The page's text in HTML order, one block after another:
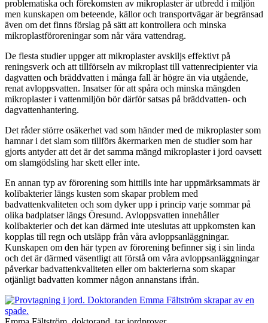
problematiska och förekomsten av mikroplaster är utbredd i miljön
men kunskapen om beteende, källor och transportvägar är begränsad
även om det finns förslag på sätt att kontrollera och minska
mikroplastföroreningar som når våra vattendrag.
De flesta studier uppger att mikroplaster avskiljs effektivt på
reningsverk och att tillförseln av mikroplast till vattenrecipienter via
dagvatten och bräddvatten i många fall är högre än via utgående,
renat avloppsvatten. Insatser för att spåra och minska mängden
mikroplaster i vattenmiljön bör därför satsas på bräddvatten- och
dagvattenhantering.
Det råder större osäkerhet vad som händer med de mikroplaster som
hamnar i det slam som tillförs åkermarken men de studier som har
gjorts antyder att det är det samma mängd mikroplaster i jord oavsett
om slamgödsling har skett eller inte.
En annan typ av förorening som hittills inte har uppmärksammats är
kolibakterier längs kusten som skapar problem med
badvattenkvaliteten och som dyker upp i princip varje sommar på
olika badplatser längs Öresund. Avloppsvatten innehåller
kolibakterier och det kan därmed inte uteslutas att uppkomsten kan
kopplas till regn och utsläpp från våra avloppsanläggningar.
Kunskapen om den här typen av förorening befinner sig i sin linda
och det är därmed väsentligt att förstå om våra avloppsanläggningar
påverkar badvattenkvaliteten eller om bakterierna som skapar
otjänligt badvatten kommer någon annanstans ifrån.